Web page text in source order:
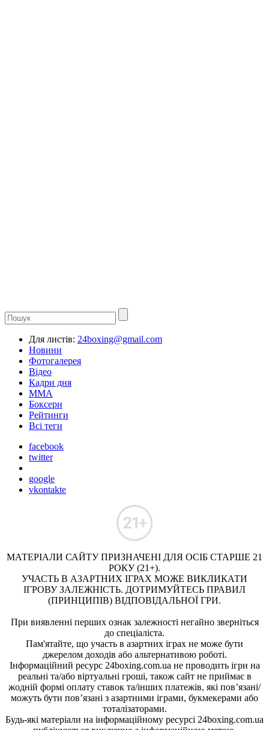
Для листів: 24boxing@gmail.com
Новини
Фотогалерея
Відео
Кадри дня
ММА
Боксери
Рейтинги
Всі теги
facebook
twitter
google
vkontakte
МАТЕРІАЛИ САЙТУ ПРИЗНАЧЕНІ ДЛЯ ОСІБ СТАРШЕ 21
РОКУ (21+).
УЧАСТЬ В АЗАРТНИХ ІГРАХ МОЖЕ ВИКЛИКАТИ
ІГРОВУ ЗАЛЕЖНІСТЬ. ДОТРИМУЙТЕСЬ ПРАВИЛ
(ПРИНЦИПІВ) ВІДПОВІДАЛЬНОЇ ГРИ.
При виявленні перших ознак залежності негайно зверніться
до спеціаліста.
Пам'ятайте, що участь в азартних іграх не може бути
джерелом доходів або альтернативою роботі.
Інформаційний ресурс 24boxing.com.ua не проводить ігри на
реальні та/або віртуальні гроші, також сайт не приймає в
жодній формі оплату ставок та/інших платежів, які пов’язані/
можуть бути пов’язані з азартними іграми, букмекерами або
тоталізаторами.
Будь-які матеріали на інформаційному ресурсі 24boxing.com.ua